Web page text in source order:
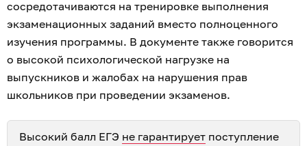
сосредотачиваются на тренировке выполнения
экзаменационных заданий вместо полноценного
изучения программы. В документе также говорится
о высокой психологической нагрузке на
выпускников и жалобах на нарушения прав
школьников при проведении экзаменов.
Высокий балл ЕГЭ не гарантирует поступление